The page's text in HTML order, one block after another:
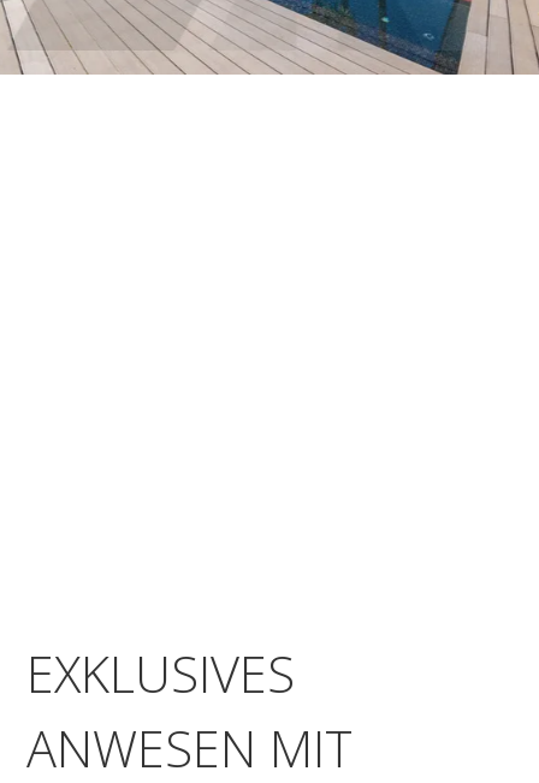
EXKLUSIVES
ANWESEN MIT